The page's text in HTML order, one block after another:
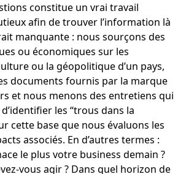
constitue un vrai travail
afin de trouver l’information là
manquante : nous sourçons des
ou économiques sur les
ou la géopolitique d’un pays,
documents fournis par la marque
et nous menons des entretiens qui
les “trous dans la
cette base que nous évaluons les
associés. En d’autres termes :
le plus votre business demain ?
vous agir ? Dans quel horizon de